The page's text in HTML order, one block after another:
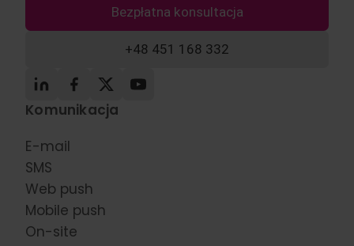
Bezpłatna konsultacja
+48 451 168 332
Komunikacja
E-mail
SMS
Web push
Mobile push
On-site